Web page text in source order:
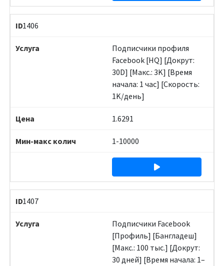
1406
Подписчики профиля
Facebook [HQ] [Докрут:
30D] [Макс.: 3K] [Время
начала: 1 час] [Скорость:
1K/день]
1.6291
1-10000
1407
Подписчики Facebook
[Профиль] [Бангладеш]
[Макс.: 100 тыс.] [Докрут:
30 дней] [Время начала: 1–